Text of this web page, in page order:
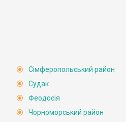
Сімферопольський район
Судак
Феодосія
Чорноморський район